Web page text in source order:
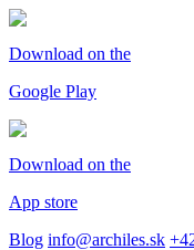
Download on the
Google Play
Download on the
App store
Blog info@archiles.sk